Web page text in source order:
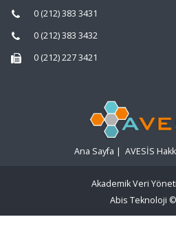
0 (212) 383 3431
0 (212) 383 3432
0 (212) 227 3421
Ana Sayfa | AVESİS
Akademik Veri
Abis Teknoloji